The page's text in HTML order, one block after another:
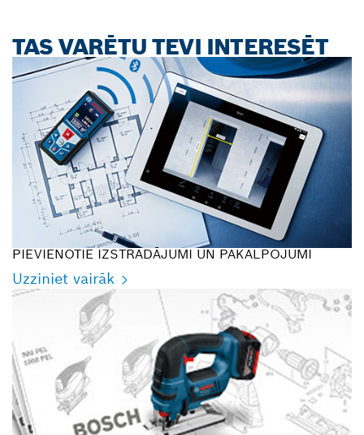
TAS VARĒTU TEVI INTERESĒT
PIEVIENOTIE IZSTRĀDĀJUMI UN PAKALPOJUMI
Uzziniet vairāk